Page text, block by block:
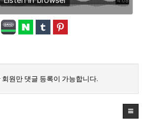
회원만 댓글 등록이 가능합니다.